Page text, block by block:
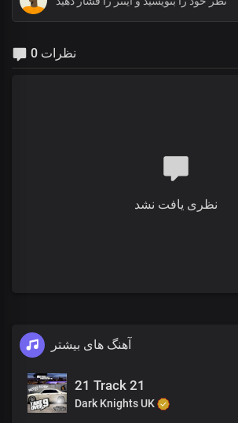
0 نظرات
نظری یافت نشد
آهنگ های بیشتر
21 Track 21
Dark Knights UK